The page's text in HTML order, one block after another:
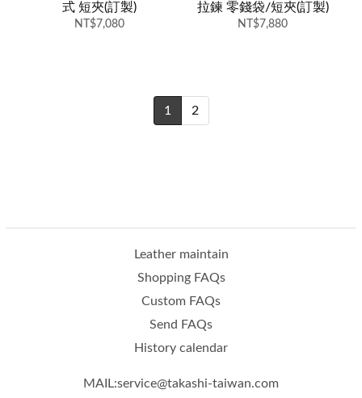
式 短夾(訂製)
NT$7,080
拉鍊 零錢袋/短夾(訂製)
NT$7,880
1 2
Leather maintain
Shopping FAQs
Custom FAQs
Send FAQs
History calendar
MAIL:service@takashi-taiwan.com